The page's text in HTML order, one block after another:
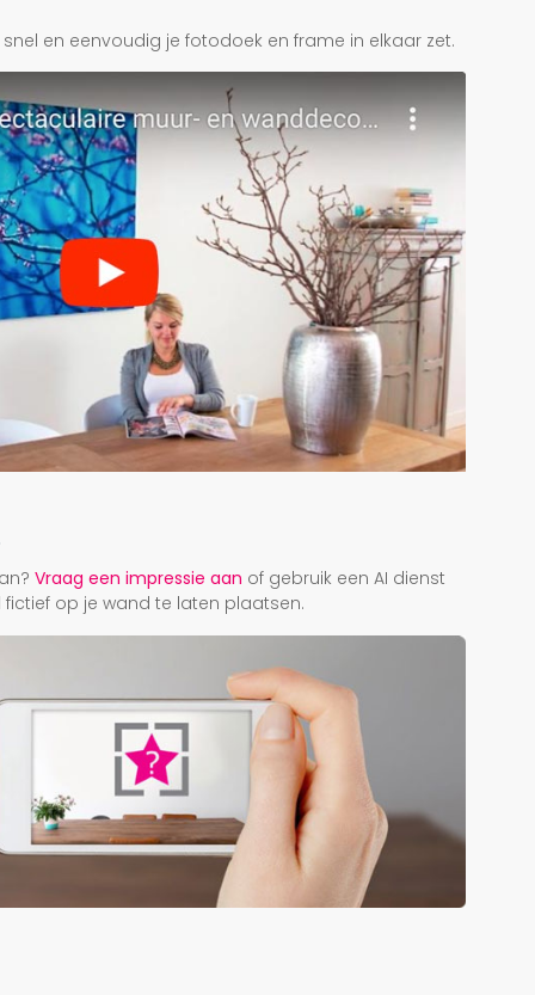
en eenvoudig je fotodoek en frame in elkaar zet.
Vraag een impressie aan of gebruik een AI dienst
op je wand te laten plaatsen.